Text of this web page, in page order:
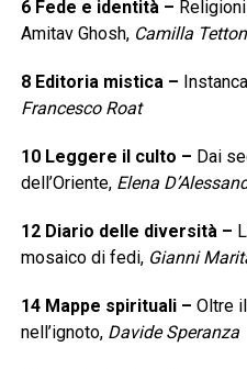
6 Fede e identità–
Amitav Ghosh, Camilla
8 Editoria mistica–
Francesco Roat
10 Leggere il culto – Dai
dell’Oriente, Elena
12 Diario delle diversità–
mosaico di fedi, Gianni
14 Mappe spirituali– Oltre
nell’ignoto, Davide Speranza